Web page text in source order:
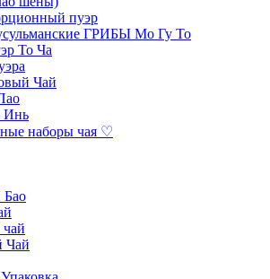
пуэр
ГРИБЫ Мо Гу То
То Ча
Чай
Инь
наборы чая ♡
Чай